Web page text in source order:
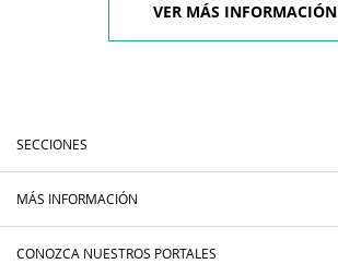
VER MÁS INFORMACIÓN
SECCIONES
MÁS INFORMACIÓN
CONOZCA NUESTROS PORTALES